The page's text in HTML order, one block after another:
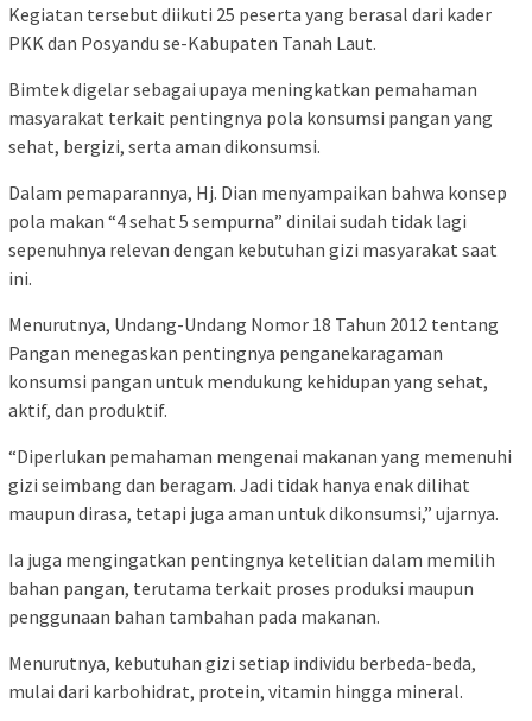
Kegiatan tersebut diikuti 25 peserta yang berasal dari kader
PKK dan Posyandu se-Kabupaten Tanah Laut.
Bimtek digelar sebagai upaya meningkatkan pemahaman
masyarakat terkait pentingnya pola konsumsi pangan yang
sehat, bergizi, serta aman dikonsumsi.
Dalam pemaparannya, Hj. Dian menyampaikan bahwa konsep
pola makan “4 sehat 5 sempurna” dinilai sudah tidak lagi
sepenuhnya relevan dengan kebutuhan gizi masyarakat saat
ini.
Menurutnya, Undang-Undang Nomor 18 Tahun 2012 tentang
Pangan menegaskan pentingnya penganekaragaman
konsumsi pangan untuk mendukung kehidupan yang sehat,
aktif, dan produktif.
“Diperlukan pemahaman mengenai makanan yang memenuhi
gizi seimbang dan beragam. Jadi tidak hanya enak dilihat
maupun dirasa, tetapi juga aman untuk dikonsumsi,” ujarnya.
Ia juga mengingatkan pentingnya ketelitian dalam memilih
bahan pangan, terutama terkait proses produksi maupun
penggunaan bahan tambahan pada makanan.
Menurutnya, kebutuhan gizi setiap individu berbeda-beda,
mulai dari karbohidrat, protein, vitamin hingga mineral.